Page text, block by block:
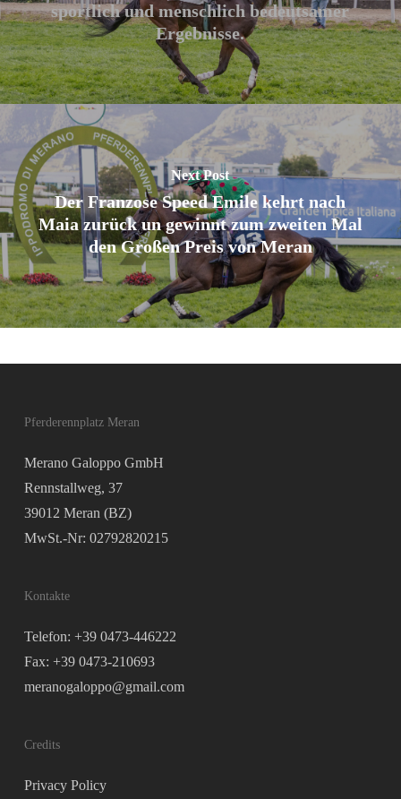
sportlich und menschlich bedeutsamer
Ergebnisse.
Next Post
Der Franzose Speed Emile kehrt nach
Maia zurück un gewinnt zum zweiten Mal
den Großen Preis von Meran
Pferderennplatz Meran
Merano Galoppo GmbH
Rennstallweg, 37
39012 Meran (BZ)
MwSt.-Nr: 02792820215
Kontakte
Telefon: +39 0473-446222
Fax: +39 0473-210693
meranogaloppo@gmail.com
Credits
Privacy Policy